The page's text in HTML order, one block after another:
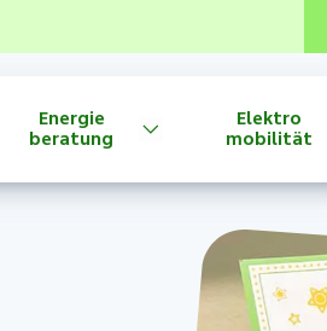
Energie
beratung
Elektro
mobilität